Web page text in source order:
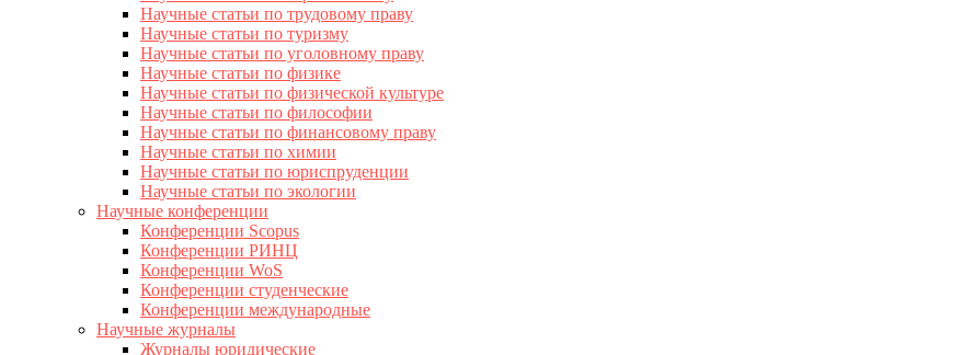
Научные статьи по трудовому праву
Научные статьи по туризму
Научные статьи по уголовному праву
Научные статьи по физике
Научные статьи по физической культуре
Научные статьи по философии
Научные статьи по финансовому праву
Научные статьи по химии
Научные статьи по юриспруденции
Научные статьи по экологии
Научные конференции
Конференции Scopus
Конференции РИНЦ
Конференции WoS
Конференции студенческие
Конференции международные
Научные журналы
Журналы юридические